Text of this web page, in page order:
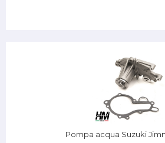
Pompa acqua Suzuki